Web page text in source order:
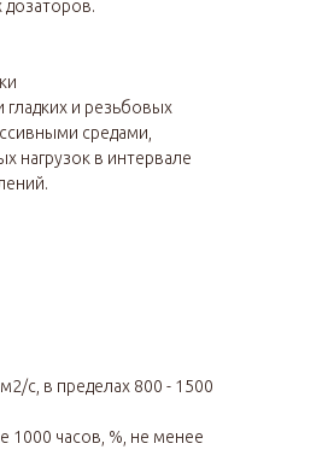
гладких и резьбовых
средами,
нагрузок в интервале
с, в пределах 800 - 1500
1000 часов, %, не менее